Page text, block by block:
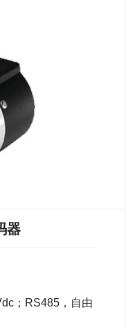
器
；RS485，自由